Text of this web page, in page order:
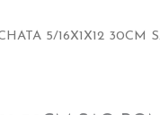
5/16X1X12 30CM